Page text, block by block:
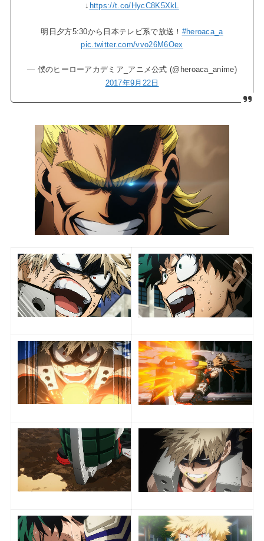
↓ https://t.co/HycC8K5XkL
明日夕方5:30から日本テレビ系で放送！ #heroaca_a
pic.twitter.com/vvo26M6Oex
— 僕のヒーローアカデミア_アニメ公式 (@heroaca_anime)
2017年9月22日